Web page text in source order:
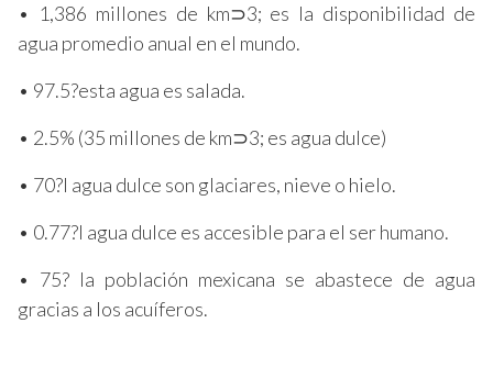
• 1,386 millones de km⊃3; es la disponibilidad de
agua promedio anual en el mundo.
• 97.5?esta agua es salada.
• 2.5% (35 millones de km⊃3; es agua dulce)
• 70?l agua dulce son glaciares, nieve o hielo.
• 0.77?l agua dulce es accesible para el ser humano.
• 75? la población mexicana se abastece de agua
gracias a los acuíferos.